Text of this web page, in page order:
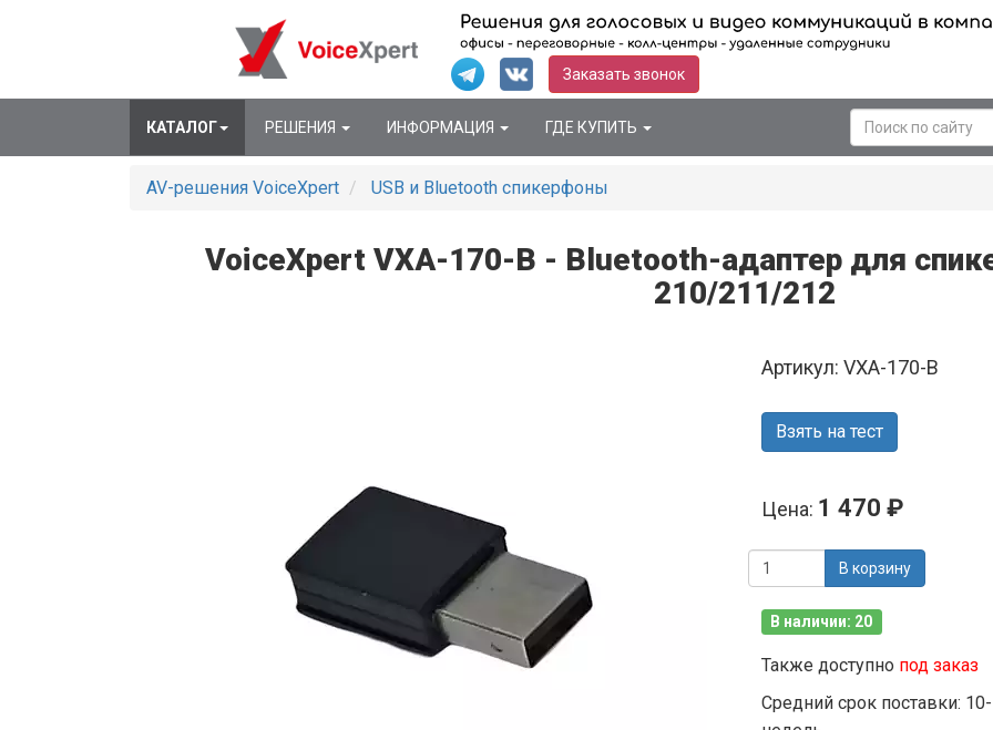
Заказать звонок
КАТАЛОГ РЕШЕНИЯ ИНФОРМАЦИЯ ГДЕ КУПИТЬ
AV-решения VoiceXpert USB и Bluetooth спикерфоны
VoiceXpert VXA-170-B - Bluetooth-адаптер для
210/211/212
Артикул: VXA-170-B
Взять на тест
Цена: 1 470 ₽
В корзину
В наличии: 20
Также доступно под заказ
Средний срок поставки: